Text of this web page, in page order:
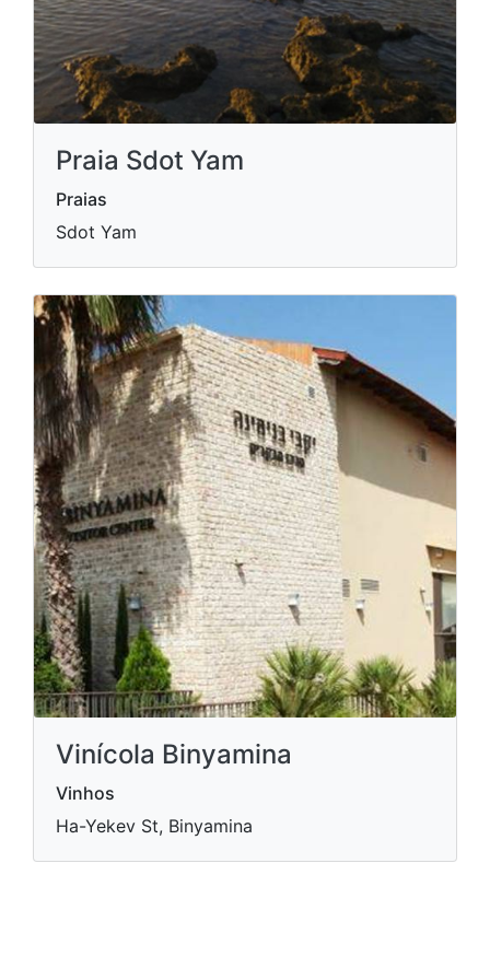
Praia Sdot Yam
Praias
Sdot Yam
Vinícola Binyamina
Vinhos
Ha-Yekev St, Binyamina